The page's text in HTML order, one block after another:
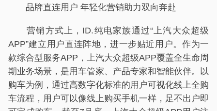
品牌直连用户 年轻化营销助力双向奔赴
营销方式上，ID.纯电家族通过“上汽大众超级
APP”建立用户直连阵地，进一步贴近用户。作为一
款综合型服务APP，上汽大众超级APP覆盖全生命周
期业务场景，是用车管家、产品专家和智能伙伴。以
购车为例，通过高数字化标准的用户可视化线上全购
车流程，用户可以像线上购买手机一样，足不出户即